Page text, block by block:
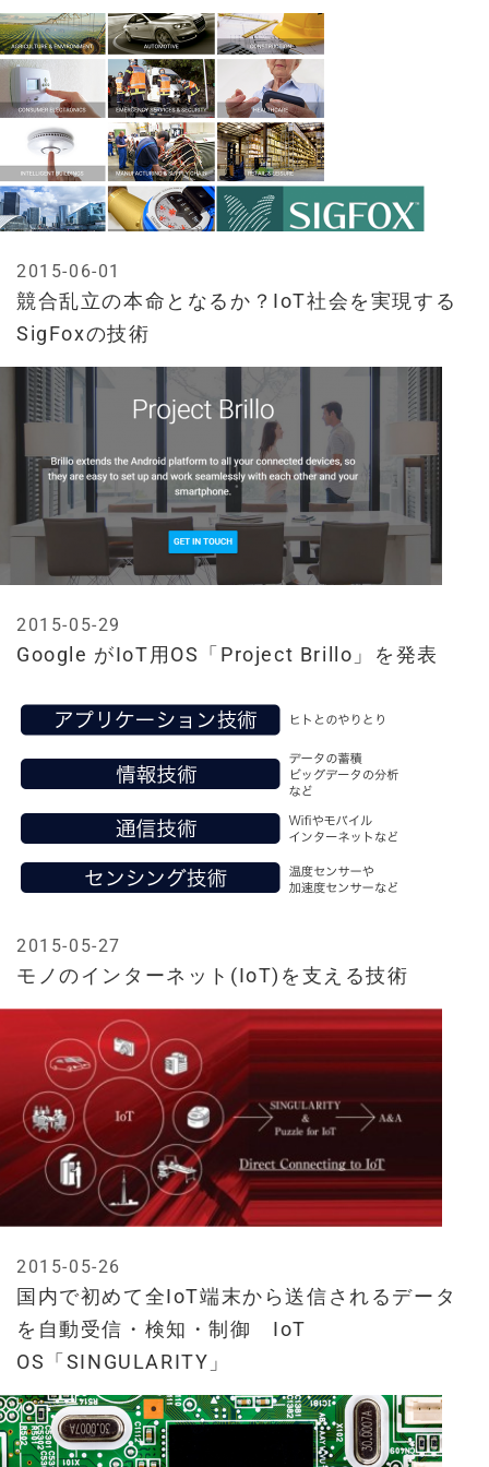
競合乱立の本命となるか？IoT社会を実現する
SigFoxの技術
2015-06-01
Google がIoT用OS「Project Brillo」を発表
2015-05-29
モノのインターネット(IoT)を支える技術
2015-05-27
国内で初めて全IoT端末から送信されるデータ
を自動受信・検知・制御 IoT
OS「SINGULARITY」
2015-05-26